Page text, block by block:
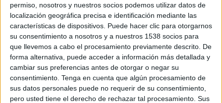
permiso, nosotros y nuestros socios podemos utilizar datos de
localización geográfica precisa e identificación mediante las
características de dispositivos. Puede hacer clic para otorgarnos
su consentimiento a nosotros y a nuestros 1538 socios para
que llevemos a cabo el procesamiento previamente descrito. De
forma alternativa, puede acceder a información más detallada y
cambiar sus preferencias antes de otorgar o negar su
consentimiento. Tenga en cuenta que algún procesamiento de
sus datos personales puede no requerir de su consentimiento,
pero usted tiene el derecho de rechazar tal procesamiento. Sus
¿Dónde ver Golf en Uruguay?
Partidos de hoy viernes, 7/8/2026
LIV Golf
Noticias